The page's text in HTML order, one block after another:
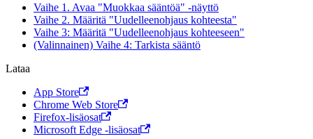
Vaihe 1. Avaa "Muokkaa sääntöä" -näyttö
Vaihe 2. Määritä "Uudelleenohjaus kohteesta"
Vaihe 3: Määritä "Uudelleenohjaus kohteeseen"
(Valinnainen) Vaihe 4: Tarkista sääntö
Lataa
App Store
Chrome Web Store
Firefox-lisäosat
Microsoft Edge -lisäosat